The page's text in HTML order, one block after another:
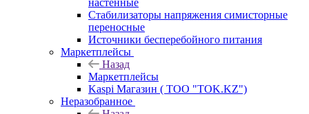
настенные
Стабилизаторы напряжения симисторные
переносные
Источники бесперебойного питания
Маркетплейсы
Назад
Маркетплейсы
Kaspi Магазин ( ТОО "TOK.KZ")
Неразобранное